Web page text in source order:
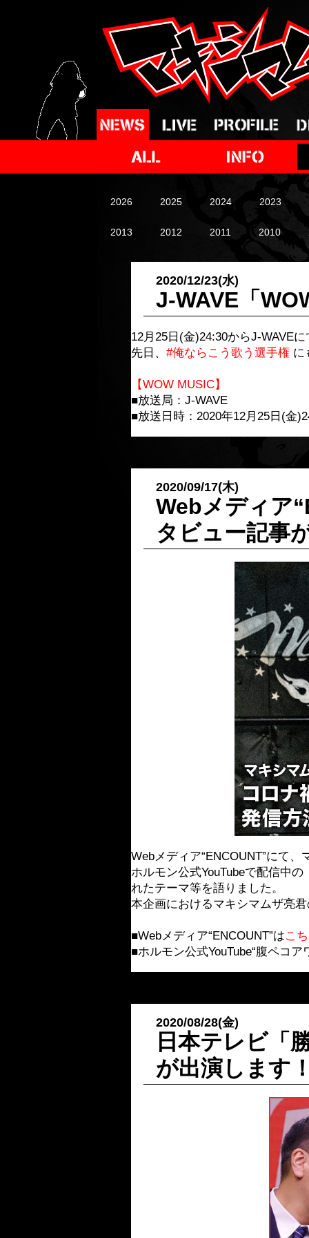
2026 2025 2024 2023
2013 2012 2011 2010
2020/12/23(水)
J-WAVE「
12月25日(金)24:30からJ-WAVE
先日、 #俺ならこう歌う選手権 に
【WOW MUSIC】
■放送局：J-WAVE
■放送日時：2020年12月25日(金
2020/09/17(木)
Webメディア
タビュー記事
Webメディア“ENCOUNT”にて
ホルモン公式YouTubeで配信中
れたテーマ等を語りました。
本企画におけるマキシマムザ亮
■Webメディア“ENCOUNT”はこ
■ホルモン公式YouTube“腹ペコア
2020/08/28(金)
日本テレビ「
が出演します